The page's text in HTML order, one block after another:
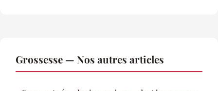
Grossesse — Nos autres articles